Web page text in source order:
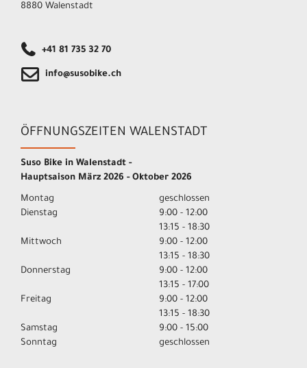
8880 Walenstadt
+41 81 735 32 70
info@susobike.ch
ÖFFNUNGSZEITEN WALENSTADT
Suso Bike in Walenstadt -
Hauptsaison März 2026 - Oktober 2026
Montag
geschlossen
Dienstag
9:00 - 12:00
13:15 - 18:30
Mittwoch
9:00 - 12:00
13:15 - 18:30
Donnerstag
9:00 - 12:00
13:15 - 17:00
Freitag
9:00 - 12:00
13:15 - 18:30
Samstag
9:00 - 15:00
Sonntag
geschlossen